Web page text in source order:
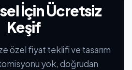
İçin Ücretsiz
Keşif
özel fiyat teklifi ve tasarım
yok, doğrudan